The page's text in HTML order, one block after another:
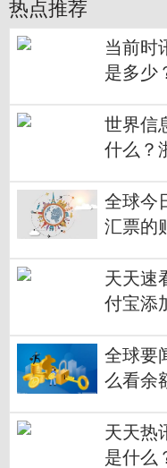
热点推荐
当前时
是多少
世界信
什么？
全球今
汇票的
天天速
付宝添
全球要
么看余
天天热
是什么